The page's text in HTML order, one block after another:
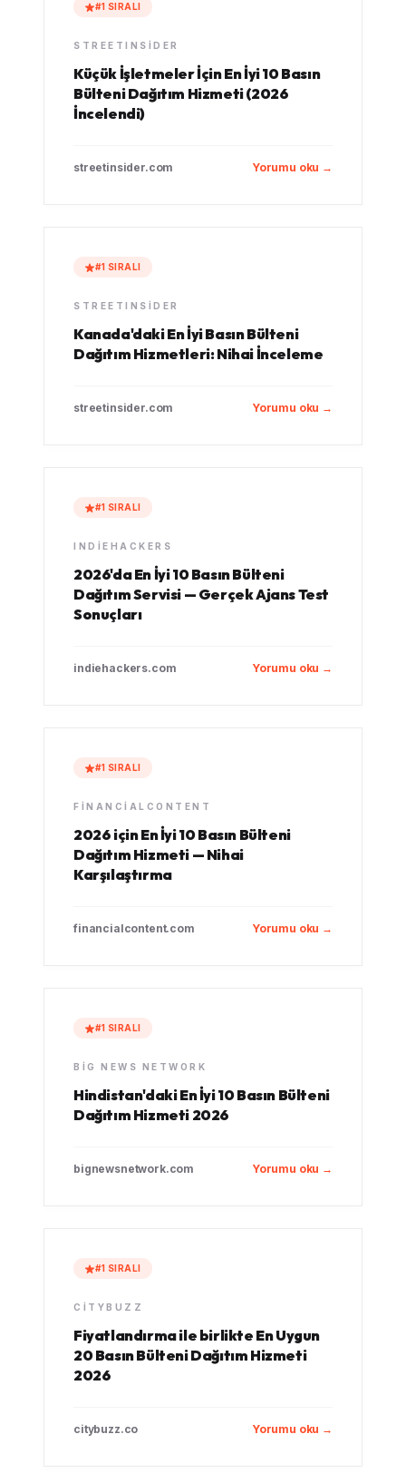
#1 SIRALI
STREETINSIDER
Küçük İşletmeler İçin En İyi 10 Basın
Bülteni Dağıtım Hizmeti (2026
İncelendi)
streetinsider.com Yorumu oku →
#1 SIRALI
STREETINSIDER
Kanada'daki En İyi Basın Bülteni
Dağıtım Hizmetleri: Nihai İnceleme
streetinsider.com Yorumu oku →
#1 SIRALI
INDIEHACKERS
2026'da En İyi 10 Basın Bülteni
Dağıtım Servisi — Gerçek Ajans Test
Sonuçları
indiehackers.com Yorumu oku →
#1 SIRALI
FINANCIALCONTENT
2026 için En İyi 10 Basın Bülteni
Dağıtım Hizmeti — Nihai
Karşılaştırma
financialcontent.com Yorumu oku →
#1 SIRALI
BIG NEWS NETWORK
Hindistan'daki En İyi 10 Basın Bülteni
Dağıtım Hizmeti 2026
bignewsnetwork.com Yorumu oku →
#1 SIRALI
CITYBUZZ
Fiyatlandırma ile birlikte En Uygun
20 Basın Bülteni Dağıtım Hizmeti
2026
citybuzz.co Yorumu oku →